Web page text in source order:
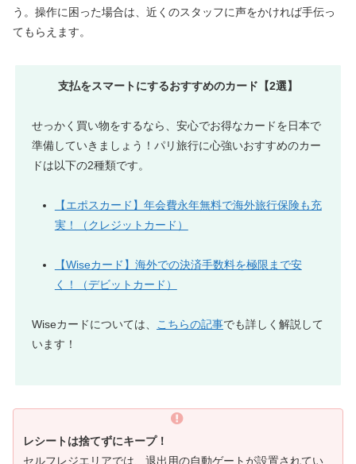
う。操作に困った場合は、近くのスタッフに声をかければ手伝っ
てもらえます。
支払をスマートにするおすすめのカード【2選】
せっかく買い物をするなら、安心でお得なカードを日本で
準備していきましょう！パリ旅行に心強いおすすめのカー
ドは以下の2種類です。
【エポスカード】年会費永年無料で海外旅行保険も充
実！（クレジットカード）
【Wiseカード】海外での決済手数料を極限まで安
く！（デビットカード）
Wiseカードについては、 こちらの記事でも詳しく解説して
います！
レシートは捨てずにキープ！
セルフレジエリアでは、退出用の自動ゲートが設置されてい